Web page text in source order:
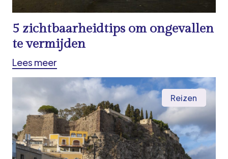
5 zichtbaarheidtips om ongevallen
te vermijden
Lees meer
Reizen